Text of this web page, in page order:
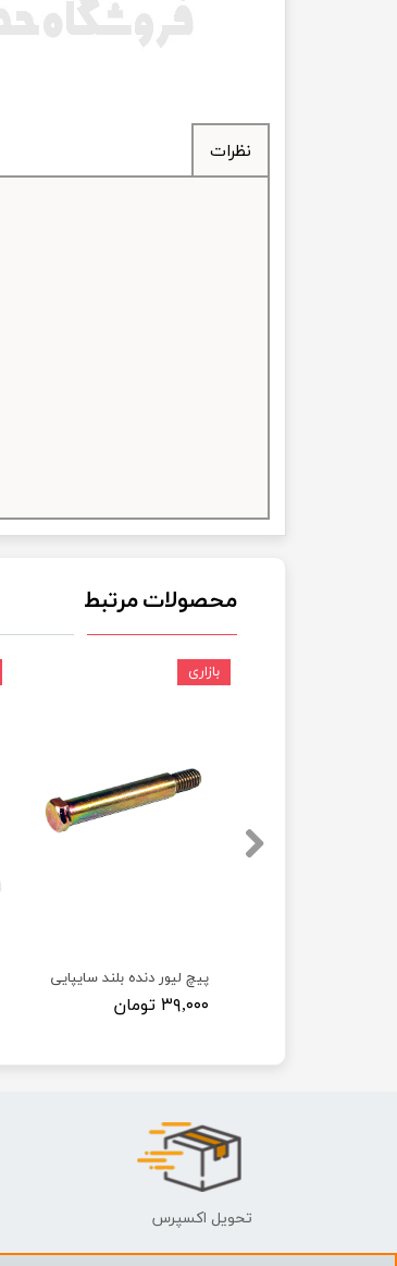
نظرات
محصولات مرتبط
پیچ لیور دنده بلند سایپایی
۳۹,۰۰۰ تومان
بازاری
تحویل اکسپرس